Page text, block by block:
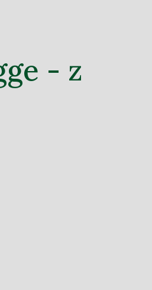
- z